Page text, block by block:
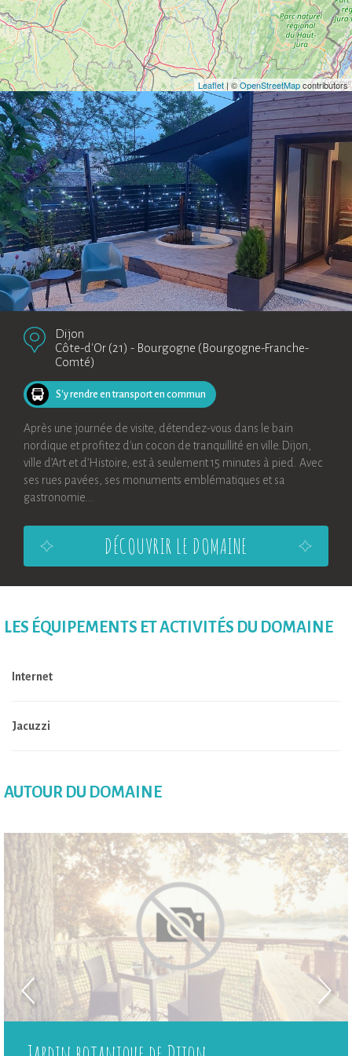
Leaflet| ©OpenStreetMapcontributors
Dijon
Côte-d'Or (21) - Bourgogne (Bourgogne-Franche-
Comté)
S'y rendre en transport en commun
Après une journée de visite, détendez-vous dans le bain
nordique et profitez d'un cocon de tranquillité en ville.Dijon,
ville d’Art et d’Histoire, est à seulement 15 minutes à pied. Avec
ses rues pavées, ses monuments emblématiques et sa
gastronomie...
DÉCOUVRIR LE DOMAINE
LES ÉQUIPEMENTS ET ACTIVITÉS DU DOMAINE
Internet
Jacuzzi
AUTOUR DU DOMAINE